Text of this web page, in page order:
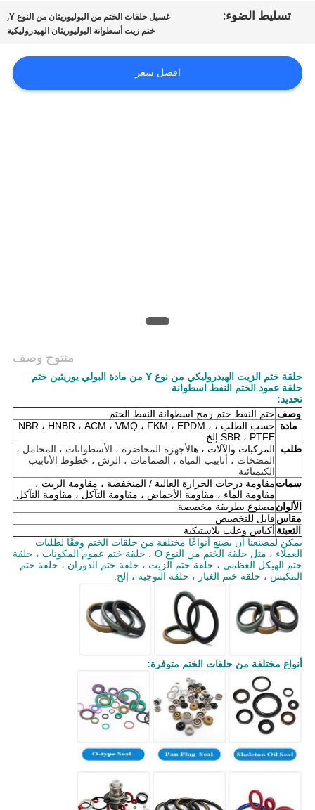
اطلب
خريطة
تسليط الضوء: غسيل حلقات الختم من البوليوريثان من النوع Y ,
ختم زيت أسطوانة البوليوريثان الهيدروليكية
افضل سعر
منتوج وصف
حلقة ختم الزيت الهيدروليكي من نوع Y من مادة البولي يوريثين ختم
حلقة عمود الختم النفط اسطوانة
تحديد:
وصف ختم النفط ختم رمح اسطوانة النفط الختم
مادة
حسب الطلب ، NBR ، HNBR ، ACM ، VMQ ، FKM ، EPDM ،
SBR ، PTFE إلخ.
طلب
المركبات والآلات ، هالأجهزة المحاضرة ، الأسطوانات ، المحامل ،
المضخات ، أنابيب المياه ، الصمامات ، الرش ، خطوط الأنابيب
الكيميائية
سماتمقاومة درجات الحرارة العالية / المنخفضة ، مقاومة الزيت ،
مقاومة الماء ، مقاومة الأحماض ، مقاومة التآكل ، مقاومة التآكل
الألوانمصنوع بطريقة مخصصة
مقاس قابل للتخصيص
التعبئة أكياس وعلب بلاستيكية
يمكن لمصنعنا أن يصنع أنواعًا مختلفة من حلقات الختم وفقًا لطلبات
العملاء ، مثل حلقة الختم من النوع O ، حلقة ختم عموم المكونات ، حلقة
ختم الهيكل العظمي ، حلقة ختم الزيت ، حلقة ختم الدوران ، حلقة ختم
المكبس ، حلقة ختم الغبار ، حلقة التوجيه ، إلخ.
أنواع مختلفة من حلقات الختم متوفرة: